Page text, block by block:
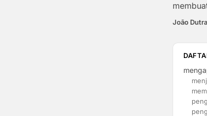
João Dutra